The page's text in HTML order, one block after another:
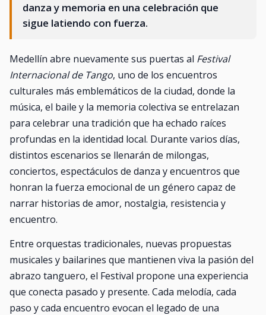
danza y memoria en una celebración que
sigue latiendo con fuerza.
Medellín abre nuevamente sus puertas al Festival
Internacional de Tango, uno de los encuentros
culturales más emblemáticos de la ciudad, donde la
música, el baile y la memoria colectiva se entrelazan
para celebrar una tradición que ha echado raíces
profundas en la identidad local. Durante varios días,
distintos escenarios se llenarán de milongas,
conciertos, espectáculos de danza y encuentros que
honran la fuerza emocional de un género capaz de
narrar historias de amor, nostalgia, resistencia y
encuentro.
Entre orquestas tradicionales, nuevas propuestas
musicales y bailarines que mantienen viva la pasión del
abrazo tanguero, el Festival propone una experiencia
que conecta pasado y presente. Cada melodía, cada
paso y cada encuentro evocan el legado de una